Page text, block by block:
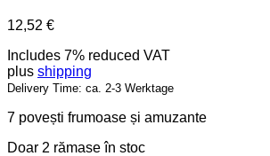
12,52 €
Includes 7% reduced VAT
plus shipping
Delivery Time: ca. 2-3 Werktage
7 povești frumoase și amuzante
Doar 2 rămase în stoc